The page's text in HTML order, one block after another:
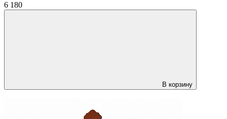
6 180
В корзину